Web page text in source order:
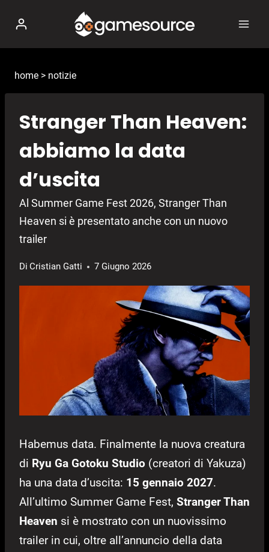
contenuto
home > notizie
Stranger Than Heaven:
abbiamo la data
d’uscita
Al Summer Game Fest 2026, Stranger Than
Heaven si è presentato anche con un nuovo
trailer
Di Cristian Gatti 7 Giugno 2026
Habemus data. Finalmente la nuova creatura
di Ryu Ga Gotoku Studio (creatori di Yakuza)
ha una data d’uscita: 15 gennaio 2027.
All’ultimo Summer Game Fest, Stranger Than
Heaven si è mostrato con un nuovissimo
trailer in cui, oltre all’annuncio della data